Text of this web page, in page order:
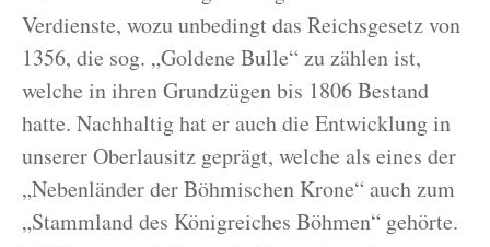
Verdienste, wozu unbedingt das Reichsgesetz von
1356, die sog. „Goldene Bulle“ zu zählen ist,
welche in ihren Grundzügen bis 1806 Bestand
hatte. Nachhaltig hat er auch die Entwicklung in
unserer Oberlausitz geprägt, welche als eines der
„Nebenländer der Böhmischen Krone“ auch zum
„Stammland des Königreiches Böhmen“ gehörte.